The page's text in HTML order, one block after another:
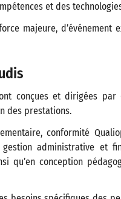
et des
majeure, d’événement
conçues et dirigées par
des prestations.
conformité
administrative et
qu’en conception